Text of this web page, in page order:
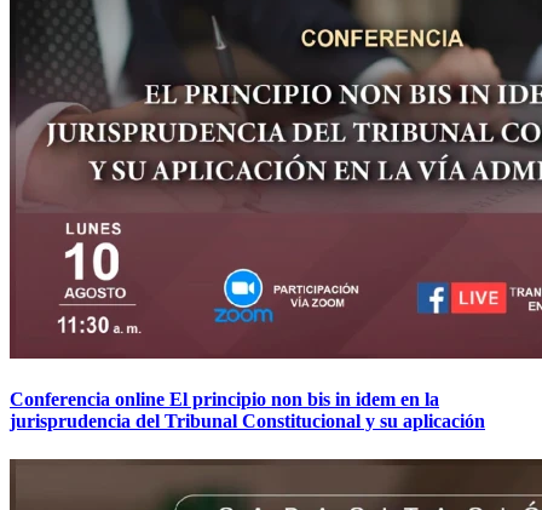
Conferencia online El principio non bis in idem en la
jurisprudencia del Tribunal Constitucional y su aplicación